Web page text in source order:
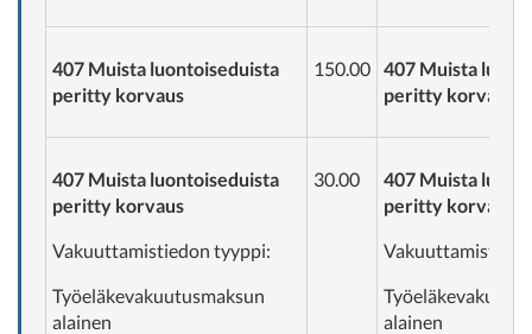
407 Muista luontoiseduista
peritty korvaus
150.00 407 Muista
peritty korvaus
407 Muista luontoiseduista
peritty korvaus
Vakuuttamistiedon tyyppi:
Työeläkevakuutusmaksun
alainen
30.00
407 Muista
peritty korvaus
alainen